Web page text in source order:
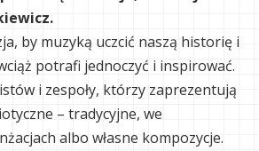
by muzyką uczcić naszą historię i
potrafi jednoczyć i inspirować.
i zespoły, którzy zaprezentują
– tradycyjne, we
albo własne kompozycje.